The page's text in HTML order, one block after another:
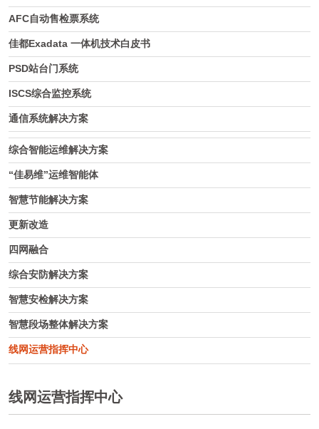
AFC自动售检票系统
佳都Exadata 一体机技术白皮书
PSD站台门系统
ISCS综合监控系统
通信系统解决方案
综合智能运维解决方案
“佳易维”运维智能体
智慧节能解决方案
更新改造
四网融合
综合安防解决方案
智慧安检解决方案
智慧段场整体解决方案
线网运营指挥中心
线网运营指挥中心